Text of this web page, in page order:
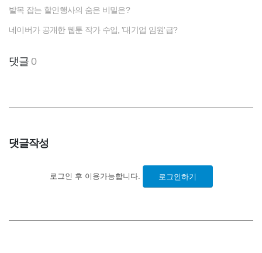
발목 잡는 할인행사의 숨은 비밀은?
네이버가 공개한 웹툰 작가 수입, '대기업 임원'급?
댓글0
댓글작성
로그인 후 이용가능합니다. 로그인하기